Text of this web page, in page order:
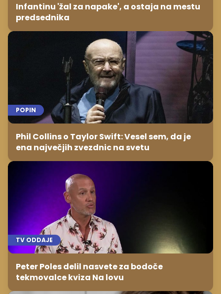
Infantinu 'žal za napake', a ostaja na mestu
predsednika
POPIN
Phil Collins o Taylor Swift: Vesel sem, da je
ena največjih zvezdnic na svetu
TV ODDAJE
Peter Poles delil nasvete za bodoče
tekmovalce kviza Na lovu